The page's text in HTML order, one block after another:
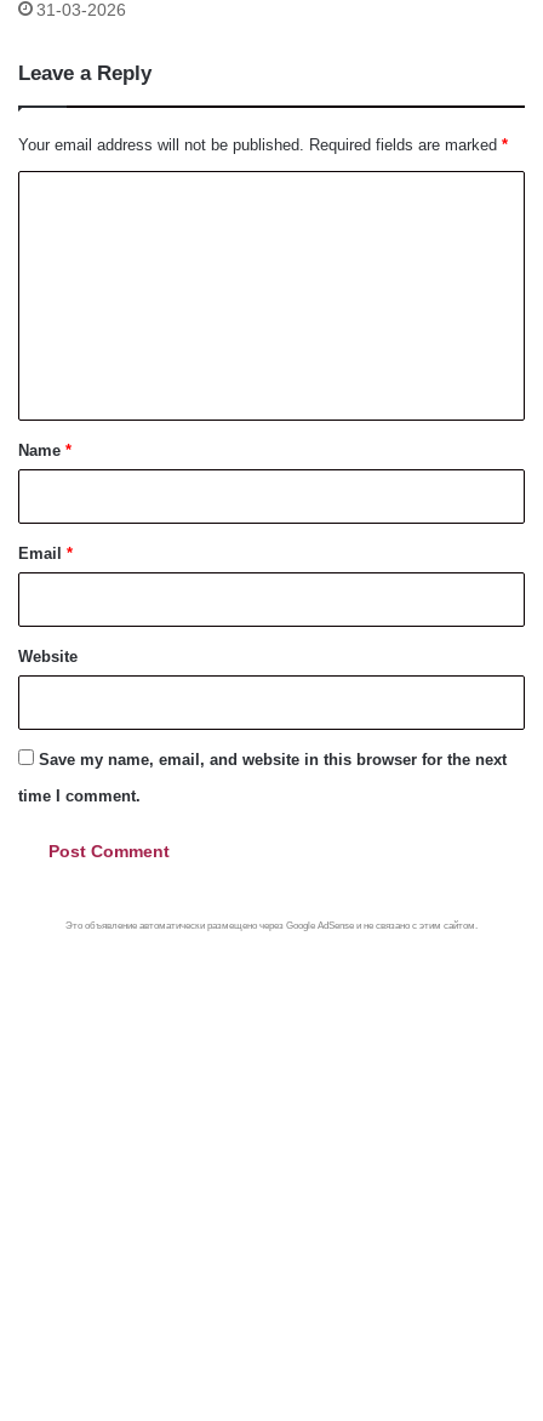
31-03-2026
Leave a Reply
Your email address will not be published. Required fields are marked *
*
Name *
Email *
Website
Save my name, email, and website in this browser for the next
time I comment.
Это объявление автоматически размещено через Google AdSense и не связано с этим сайтом.